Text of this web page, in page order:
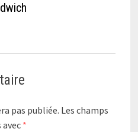
pas publiée. Les champs
*